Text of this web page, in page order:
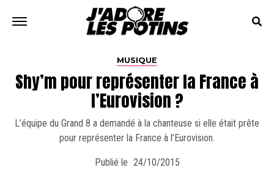
MUSIQUE
Shy’m pour représenter la France à
l’Eurovision ?
L’équipe du Grand 8 a demandé à la chanteuse si elle était prête
pour représenter la France à l’Eurovision.
Publié le 24/10/2015